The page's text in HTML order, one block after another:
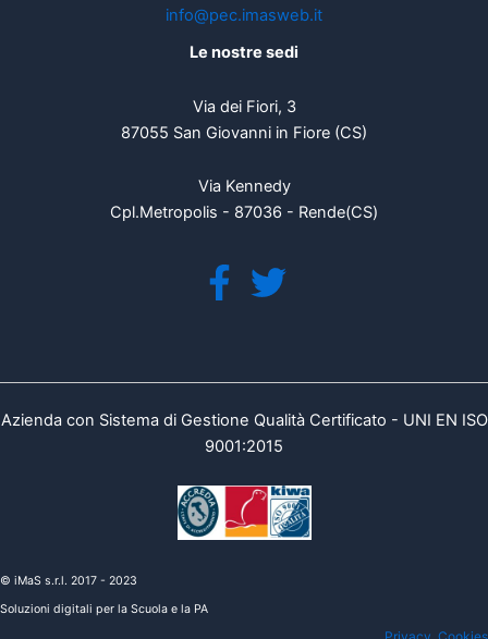
info@pec.imasweb.it
Le nostre sedi
Via dei Fiori, 3
87055 San Giovanni in Fiore (CS)
Via Kennedy
Cpl.Metropolis - 87036 - Rende(CS)
Azienda con Sistema di Gestione Qualità Certificato - UNI EN ISO
9001:2015
© iMaS s.r.l. 2017 - 2023
Soluzioni digitali per la Scuola e la PA